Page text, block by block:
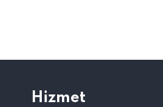
Hizmet